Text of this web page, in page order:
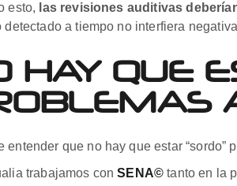
esto, las revisiones auditivas
detectado a tiempo no interfiera
HAY QUE
entender que no hay que estar
trabajamos conSENA© tanto en la